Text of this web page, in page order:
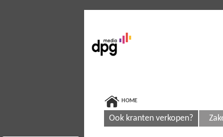
HOME
Ook kranten verkopen?